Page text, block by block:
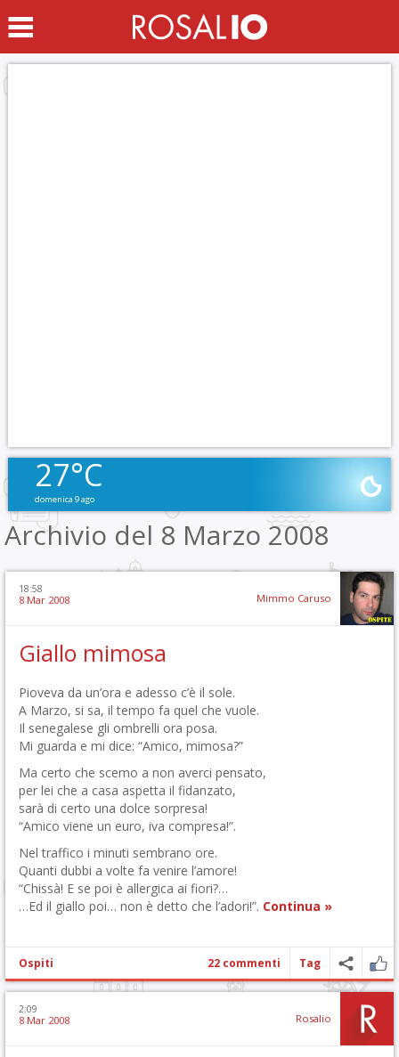
27°C
domenica 9 ago
Archivio del 8 Marzo 2008
18:58
8 Mar 2008 Mimmo Caruso
Giallo mimosa
Pioveva da un’ora e adesso c’è il sole.
A Marzo, si sa, il tempo fa quel che vuole.
Il senegalese gli ombrelli ora posa.
Mi guarda e mi dice: “Amico, mimosa?”
Ma certo che scemo a non averci pensato,
per lei che a casa aspetta il fidanzato,
sarà di certo una dolce sorpresa!
“Amico viene un euro, iva compresa!”.
Nel traffico i minuti sembrano ore.
Quanti dubbi a volte fa venire l’amore!
“Chissà! E se poi è allergica ai fiori?…
…Ed il giallo poi… non è detto che l’adori!”. Continua »
Ospiti 22 commenti Tag
2:09
8 Mar 2008 Rosalio